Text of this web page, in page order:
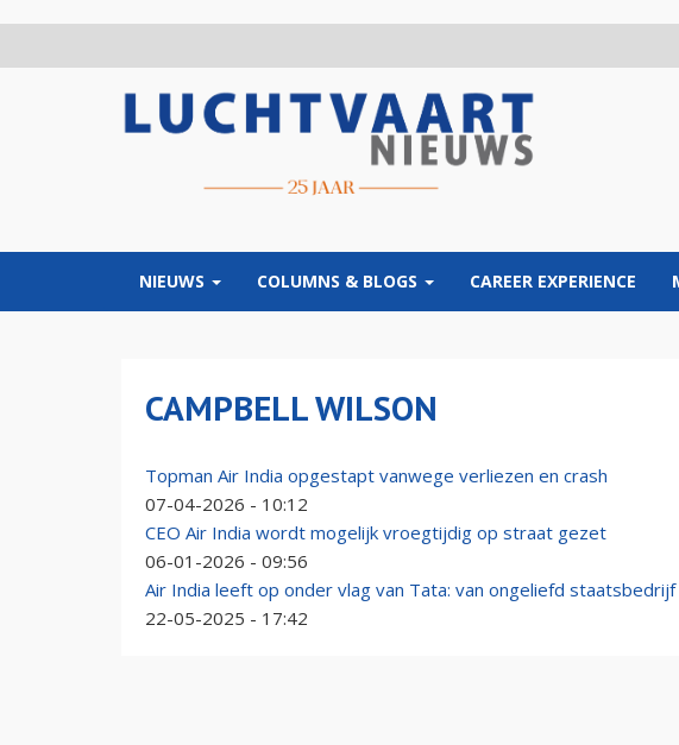
NIEUWS COLUMNS & BLOGS CAREER EXPERIENCE
CAMPBELL WILSON
Topman Air India opgestapt vanwege verliezen en crash
07-04-2026 - 10:12
CEO Air India wordt mogelijk vroegtijdig op straat gezet
06-01-2026 - 09:56
Air India leeft op onder vlag van Tata: van ongeliefd
22-05-2025 - 17:42